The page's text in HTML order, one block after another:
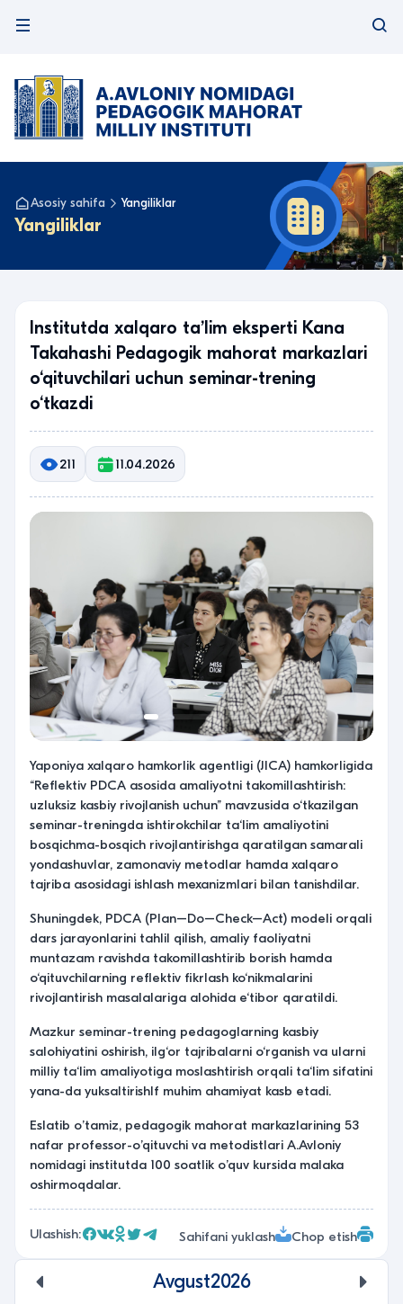
Asosiy sahifa Yangiliklar
Yangiliklar
Institutda xalqaro taʼlim eksperti Kana
Takahashi Pedagogik mahorat markazlari
o‘qituvchilari uchun seminar-trening
o‘tkazdi
211 11.04.2026
Yaponiya xalqaro hamkorlik agentligi (JICA) hamkorligida
“Reflektiv PDCA asosida amaliyotni takomillashtirish:
uzluksiz kasbiy rivojlanish uchun” mavzusida o‘tkazilgan
seminar-treningda ishtirokchilar ta‘lim amaliyotini
bosqichma-bosqich rivojlantirishga qaratilgan samarali
yondashuvlar, zamonaviy metodlar hamda xalqaro
tajriba asosidagi ishlash mexanizmlari bilan tanishdilar.
Shuningdek, PDCA (Plan–Do–Check–Act) modeli orqali
dars jarayonlarini tahlil qilish, amaliy faoliyatni
muntazam ravishda takomillashtirib borish hamda
o‘qituvchilarning reflektiv fikrlash ko‘nikmalarini
rivojlantirish masalalariga alohida e‘tibor qaratildi.
Mazkur seminar-trening pedagoglarning kasbiy
salohiyatini oshirish, ilg‘or tajribalarni o‘rganish va ularni
milliy ta‘lim amaliyotiga moslashtirish orqali ta‘lim sifatini
yana-da yuksaltirishlf muhim ahamiyat kasb etadi.
Eslatib o’tamiz, pedagogik mahorat markazlarining 53
nafar professor-o’qituvchi va metodistlari A.Avloniy
nomidagi institutda 100 soatlik o’quv kursida malaka
oshirmoqdalar.
Ulashish: Sahifani yuklash Chop etish
Avgust2026